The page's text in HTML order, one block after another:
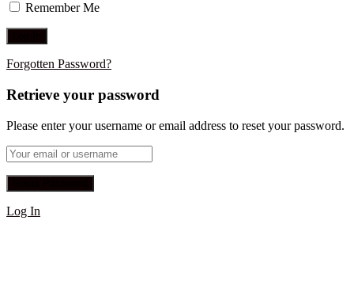
Remember Me
Forgotten Password?
Retrieve your password
Please enter your username or email address to reset your password.
Log In